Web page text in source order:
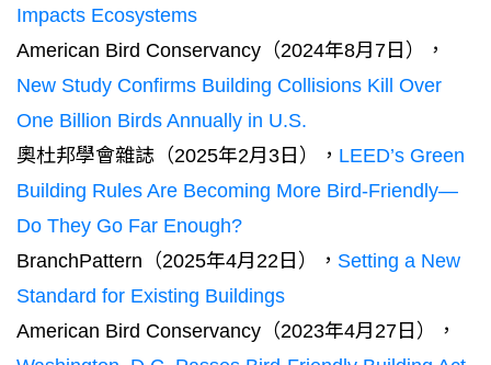
Impacts Ecosystems
American Bird Conservancy（2024年8月7日），
New Study Confirms Building Collisions Kill Over
One Billion Birds Annually in U.S.
奧杜邦學會雜誌（2025年2月3日）， LEED’s Green
Building Rules Are Becoming More Bird-Friendly—
Do They Go Far Enough?
BranchPattern（2025年4月22日）， Setting a New
Standard for Existing Buildings
American Bird Conservancy（2023年4月27日），